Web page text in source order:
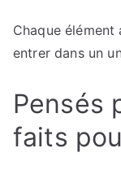
Chaque élément
entrer dans un
Pensés
faits